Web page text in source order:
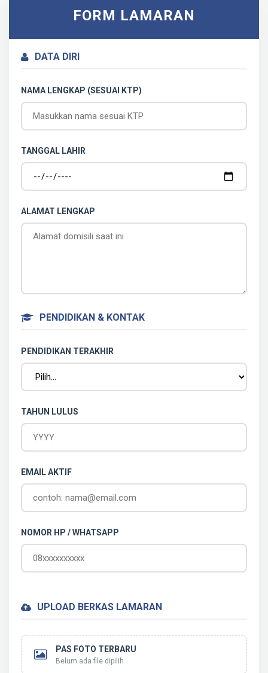
FORM LAMARAN
DATA DIRI
NAMA LENGKAP (SESUAI KTP)
TANGGAL LAHIR
ALAMAT LENGKAP
PENDIDIKAN & KONTAK
PENDIDIKAN TERAKHIR
TAHUN LULUS
EMAIL AKTIF
NOMOR HP / WHATSAPP
UPLOAD BERKAS LAMARAN
PAS FOTO TERBARU
Belum ada file dipilih